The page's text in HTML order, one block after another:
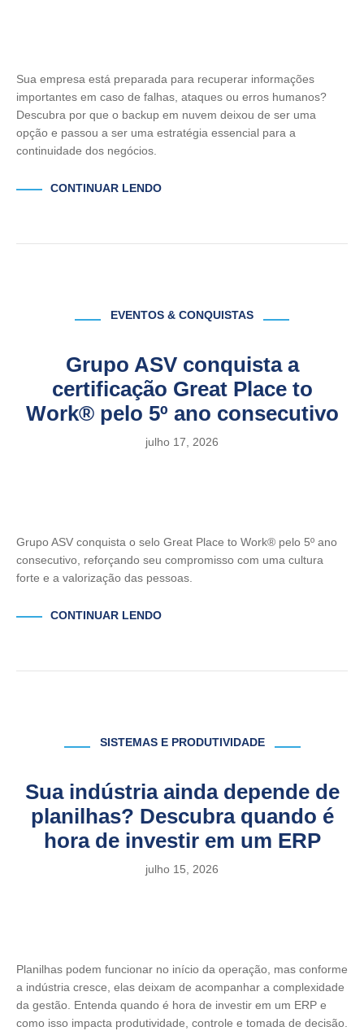
Sua empresa está preparada para recuperar informações
importantes em caso de falhas, ataques ou erros humanos?
Descubra por que o backup em nuvem deixou de ser uma
opção e passou a ser uma estratégia essencial para a
continuidade dos negócios.
CONTINUAR LENDO
EVENTOS & CONQUISTAS
Grupo ASV conquista a
certificação Great Place to
Work® pelo 5º ano consecutivo
julho 17, 2026
Grupo ASV conquista o selo Great Place to Work® pelo 5º ano
consecutivo, reforçando seu compromisso com uma cultura
forte e a valorização das pessoas.
CONTINUAR LENDO
SISTEMAS E PRODUTIVIDADE
Sua indústria ainda depende de
planilhas? Descubra quando é
hora de investir em um ERP
julho 15, 2026
Planilhas podem funcionar no início da operação, mas conforme
a indústria cresce, elas deixam de acompanhar a complexidade
da gestão. Entenda quando é hora de investir em um ERP e
como isso impacta produtividade, controle e tomada de decisão.